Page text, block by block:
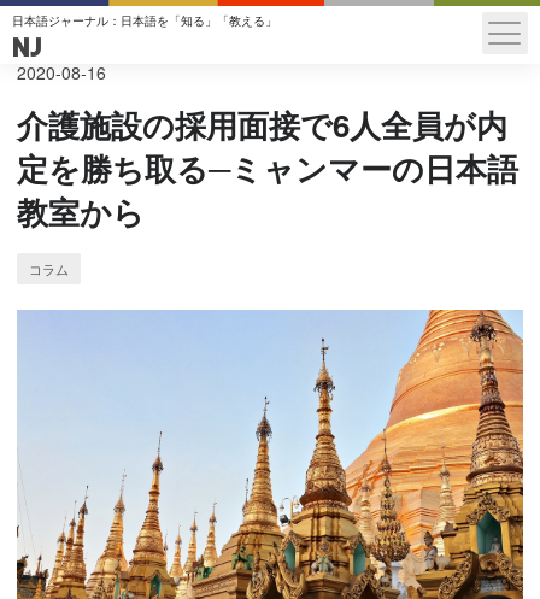
日本語ジャーナル：日本語を「知る」「教える」
NJ
2020-08-16
介護施設の採用面接で6人全員が内
定を勝ち取る─ミャンマーの日本語
教室から
コラム